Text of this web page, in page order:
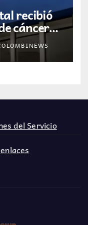
recibió
cáncer
persona
del Servicio